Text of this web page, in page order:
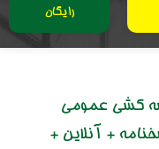
رایگان
کشی عمومی
+ آنلاین +